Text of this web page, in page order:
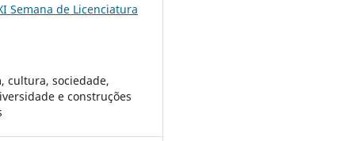
Semana de Licenciatura
cultura, sociedade,
e construções